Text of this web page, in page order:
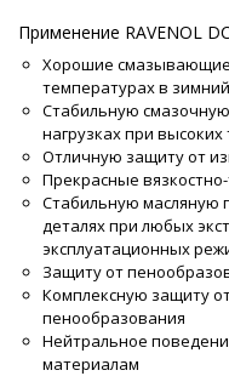
Применение RAVENOL
Хорошие смазывающие
температурах в
Стабильную
нагрузках при
Отличную защиту от
Прекрасные
Стабильную масляную
деталях при любых
эксплуатационных
Защиту от
Комплексную защиту
пенообразования
Нейтральное
материалам